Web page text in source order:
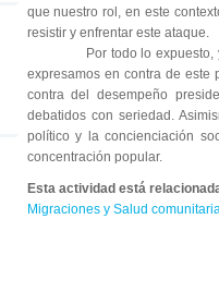
que nuestro rol, en este
resistir y enfrentar este ataque.
Por todo lo expuesto, y
expresamos en contra de este
contra del desempeño
debatidos con seriedad.
político y la concienciación
concentración popular.
Esta actividad está
Migraciones y Salud